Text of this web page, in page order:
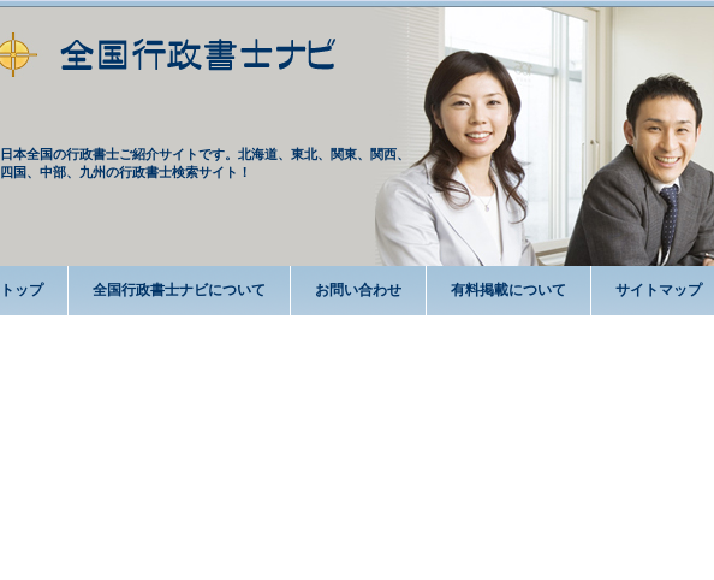
日本全国の行政書士ご紹介サイトです。北海道、東北、関東、関西、
四国、中部、九州の行政書士検索サイト！
トップ 全国行政書士ナビについて お問い合わせ 有料掲載について サイトマップ